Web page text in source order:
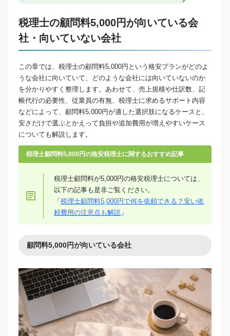
税理士の顧問料5,000円が向いている会
社・向いていない会社
この章では、税理士の顧問料5,000円という格安プランがどのよ
うな会社に向いていて、どのような会社には向いていないのか
を分かりやすく整理します。あわせて、売上規模や仕訳数、記
帳代行の必要性、従業員の有無、税理士に求めるサポート内容
などによって、顧問料5,000円が適した選択肢になるケースと、
安さだけで選ぶとかえって負担や追加費用が増えやすいケース
についても解説します。
税理士顧問料5,000円の格安税理士に関するおすすめ記事
税理士顧問料が5,000円の格安税理士については、
以下の記事も是非ご覧ください。
「 税理士顧問料5,000円で何を依頼できる？安い依
頼費用の注意点も解説 」
顧問料5,000円が向いている会社